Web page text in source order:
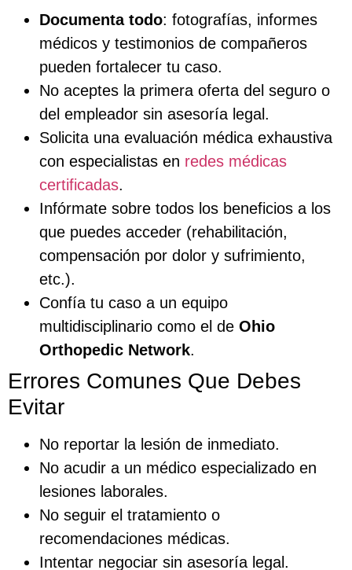
Documenta todo: fotografías, informes
médicos y testimonios de compañeros
pueden fortalecer tu caso.
No aceptes la primera oferta del seguro o
del empleador sin asesoría legal.
Solicita una evaluación médica exhaustiva
con especialistas en redes médicas
certificadas.
Infórmate sobre todos los beneficios a los
que puedes acceder (rehabilitación,
compensación por dolor y sufrimiento,
etc.).
Confía tu caso a un equipo
multidisciplinario como el de Ohio
Orthopedic Network.
Errores Comunes Que Debes
Evitar
No reportar la lesión de inmediato.
No acudir a un médico especializado en
lesiones laborales.
No seguir el tratamiento o
recomendaciones médicas.
Intentar negociar sin asesoría legal.